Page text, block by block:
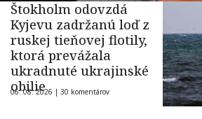
Štokholm odovzdá
Kyjevu zadržanú loď z
ruskej tieňovej flotily,
ktorá prevážala
ukradnuté ukrajinské
obilie
06. 08. 2026 | 30 komentárov